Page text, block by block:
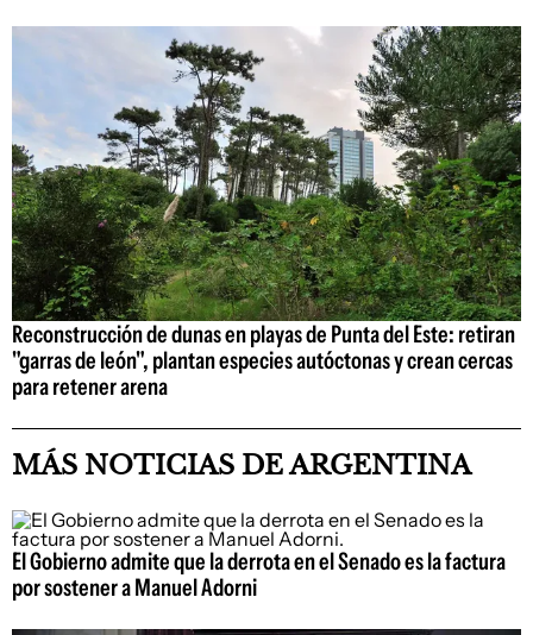
Reconstrucción de dunas en playas de Punta del Este: retiran
"garras de león", plantan especies autóctonas y crean cercas
para retener arena
MÁS NOTICIAS DE ARGENTINA
El Gobierno admite que la derrota en el Senado es la factura
por sostener a Manuel Adorni